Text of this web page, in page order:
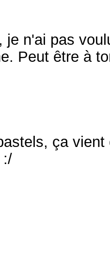
je n'ai pas
Peut être à
ça
:/